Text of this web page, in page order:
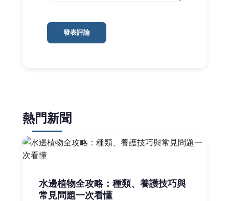
發表評論
熱門新聞
水邊植物全攻略：種類、養護技巧與
常見問題一次看懂